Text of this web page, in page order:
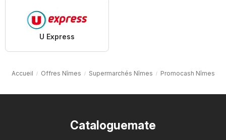
U Express
Accueil Offres Nîmes Supermarchés Nîmes Promocash Nîmes
Cataloguemate